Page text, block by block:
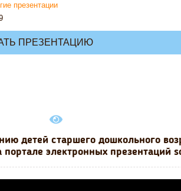
презентации
ПРЕЗЕНТАЦИЮ
детей старшего дошкольного
электронных презентаций